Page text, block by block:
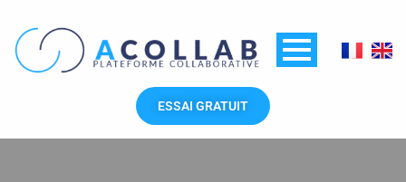
contenu
ESSAI GRATUIT